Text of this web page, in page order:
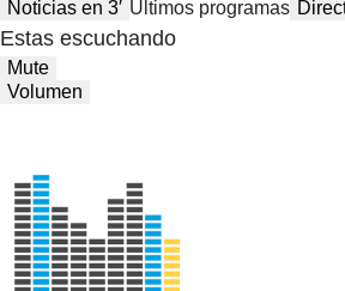
Noticias en 3′ Últimos programas
Estas escuchando
Mute
Volumen